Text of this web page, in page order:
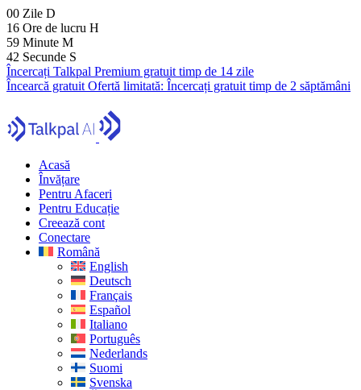
00 Zile D
16 Ore de lucru H
59 Minute M
41 Secunde S
Încercați Talkpal Premium gratuit timp de 14 zile
Încearcă gratuit Ofertă limitată: Încercați gratuit timp de 2 săptămâni
Acasă
Învățare
Pentru Afaceri
Pentru Educație
Creează cont
Conectare
Română
English
Deutsch
Français
Español
Italiano
Português
Nederlands
Suomi
Svenska